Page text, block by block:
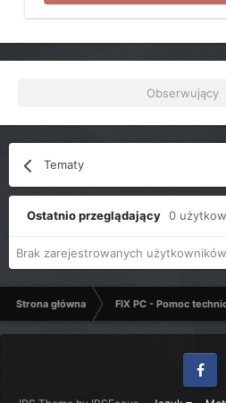
Obserwujący
Tematy
Ostatnio przeglądający 0
Brak zarejestrowanych
Strona główna FIX PC - Pomoc
Facebook